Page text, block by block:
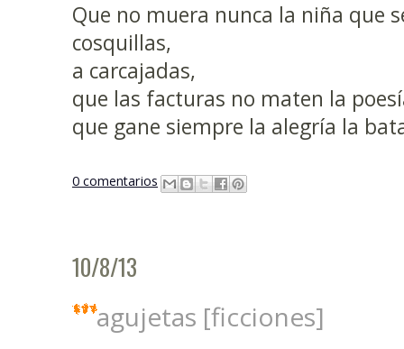
Que no muera nunca la niña que
cosquillas,
a carcajadas,
que las facturas no maten la
que gane siempre la alegría la
0 comentarios
10/8/13
agujetas [ficciones]